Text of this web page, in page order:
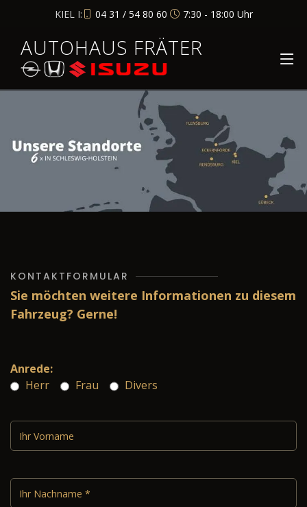
KIEL I: 04 31 / 54 80 60 7:30 - 18:00 Uhr
AUTOHAUS FRÄTER
KONTAKTFORMULAR
Sie möchten weitere Informationen zu diesem
Fahrzeug? Gerne!
Anrede:
Herr
Frau Divers